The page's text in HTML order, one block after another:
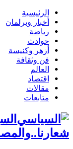
الرئيسية
أخبار وبرلمان
رياضة
حوادث
أزهر وكنيسة
فن وثقافة
العالم
اقتصاد
مقالات
متابعات